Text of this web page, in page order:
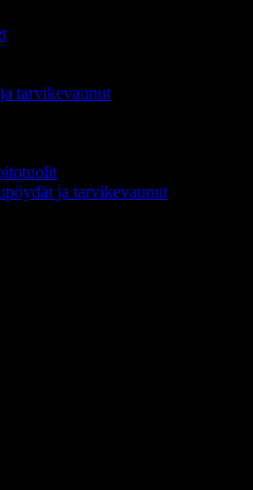
tarvikevaunut
ja tarvikevaunut